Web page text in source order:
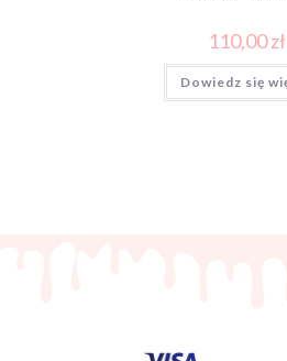
110,00zł
Dowiedz się